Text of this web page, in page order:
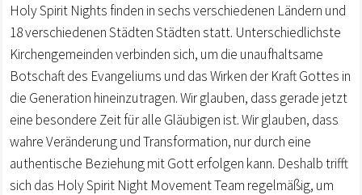
Holy Spirit Nights finden in sechs verschiedenen Ländern und
18 verschiedenen Städten Städten statt. Unterschiedlichste
Kirchengemeinden verbinden sich, um die unaufhaltsame
Botschaft des Evangeliums und das Wirken der Kraft Gottes in
die Generation hineinzutragen. Wir glauben, dass gerade jetzt
eine besondere Zeit für alle Gläubigen ist. Wir glauben, dass
wahre Veränderung und Transformation, nur durch eine
authentische Beziehung mit Gott erfolgen kann. Deshalb trifft
sich das Holy Spirit Night Movement Team regelmäßig, um